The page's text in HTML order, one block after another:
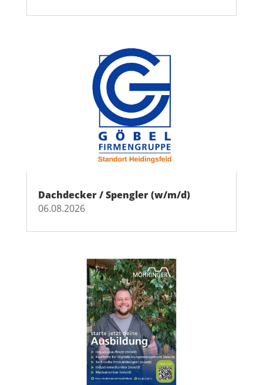
Dachdecker / Spengler (w/m/d)
06.08.2026